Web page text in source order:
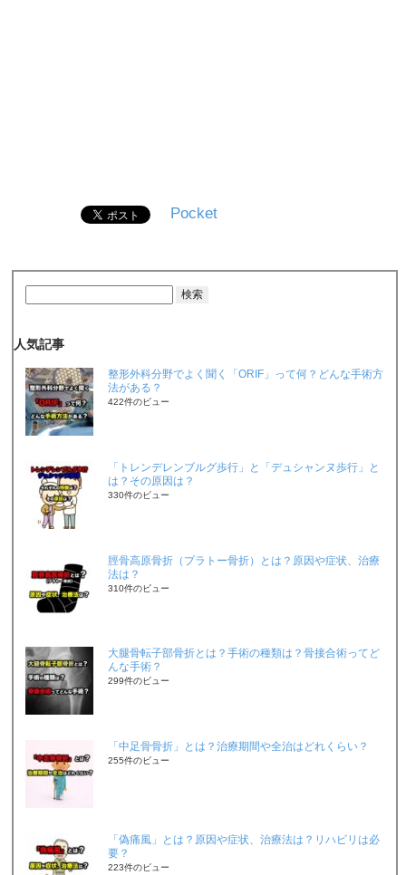
Pocket
人気記事
整形外科分野でよく聞く「ORIF」って何？どんな手術方
法がある？
422件のビュー
「トレンデレンブルグ歩行」と「デュシャンヌ歩行」と
は？その原因は？
330件のビュー
脛骨高原骨折（プラトー骨折）とは？原因や症状、治療
法は？
310件のビュー
大腿骨転子部骨折とは？手術の種類は？骨接合術ってど
んな手術？
299件のビュー
「中足骨骨折」とは？治療期間や全治はどれくらい？
255件のビュー
「偽痛風」とは？原因や症状、治療法は？リハビリは必
要？
223件のビュー